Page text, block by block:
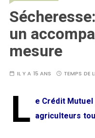
un
mesure
IL Y A 15 ANS TEMPS DE
L e Crédit
agriculteurs